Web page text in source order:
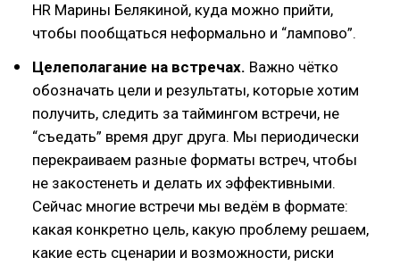
HR Марины Белякиной, куда можно прийти,
чтобы пообщаться неформально и “лампово”.
Целеполагание на встречах. Важно чётко
обозначать цели и результаты, которые хотим
получить, следить за таймингом встречи, не
“съедать” время друг друга. Мы периодически
перекраиваем разные форматы встреч, чтобы
не закостенеть и делать их эффективными.
Сейчас многие встречи мы ведём в формате:
какая конкретно цель, какую проблему решаем,
какие есть сценарии и возможности, риски